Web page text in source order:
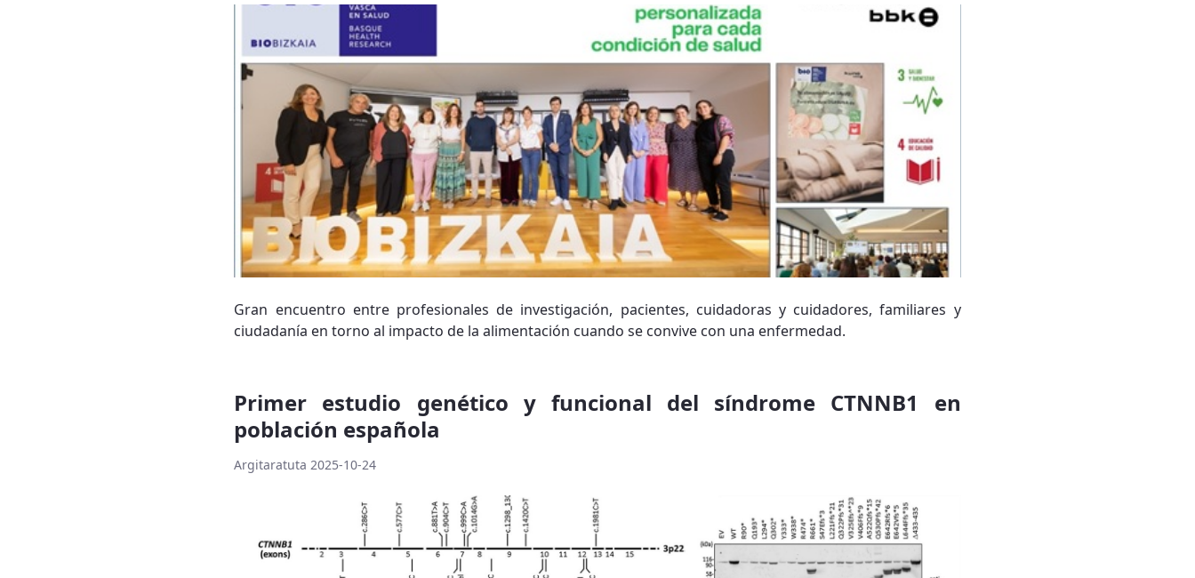
Gran encuentro entre profesionales de investigación, pacientes, cuidadoras y cuidadores, familiares y
ciudadanía en torno al impacto de la alimentación cuando se convive con una enfermedad.
Primer estudio genético y funcional del síndrome CTNNB1 en
población española
Argitaratuta 2025-10-24